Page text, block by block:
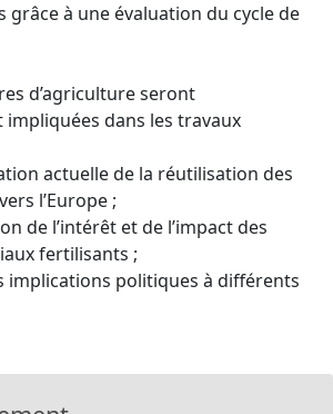
à une évaluation du cycle de
d’agriculture seront
dans les travaux
actuelle de la réutilisation des
l’Europe ;
de l’intérêt et de l’impact des
fertilisants ;
implications politiques à différents